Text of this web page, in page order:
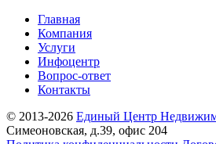
Главная
Компания
Услуги
Инфоцентр
Вопрос-ответ
Контакты
© 2013-2026 Единый Центр
Симеоновская, д.39, офис 204